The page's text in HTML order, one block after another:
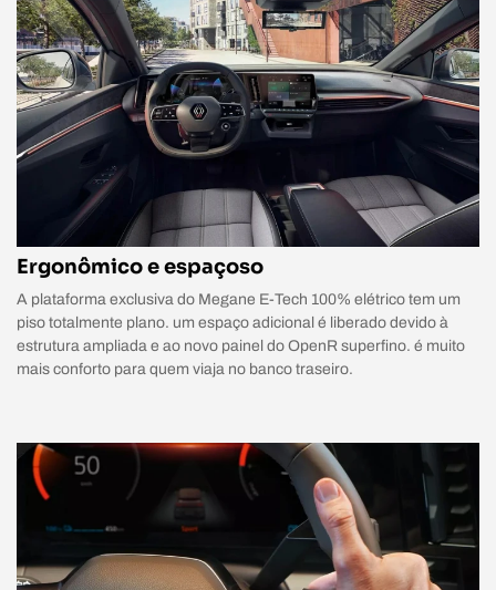
Ergonômico e espaçoso
A plataforma exclusiva do Megane E-Tech 100% elétrico tem um
piso totalmente plano. um espaço adicional é liberado devido à
estrutura ampliada e ao novo painel do OpenR superfino. é muito
mais conforto para quem viaja no banco traseiro.